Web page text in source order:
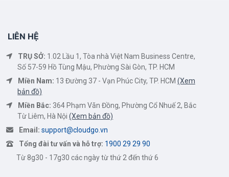
LIÊN HỆ
TRỤ SỞ: 1.02 Lầu 1, Tòa nhà Việt Nam Business Centre,
Số 57-59 Hồ Tùng Mậu, Phường Sài Gòn, TP. HCM
Miền Nam: 13 Đường 37 - Vạn Phúc City, TP. HCM (Xem
bản đồ)
Miền Bắc: 364 Phạm Văn Đồng, Phường Cổ Nhuế 2, Bắc
Từ Liêm, Hà Nội(Xem bản đồ)
Email: support@cloudgo.vn
Tổng đài tư vấn và hỗ trợ: 1900 29 29 90
Từ 8g30 - 17g30 các ngày từ thứ 2 đến thứ 6